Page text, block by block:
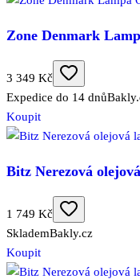
Zone Denmark
3 349 Kč
Expedice do 14 dnů
Koupit
Bitz Nerezová
1 749 Kč
SklademBakly.cz
Koupit